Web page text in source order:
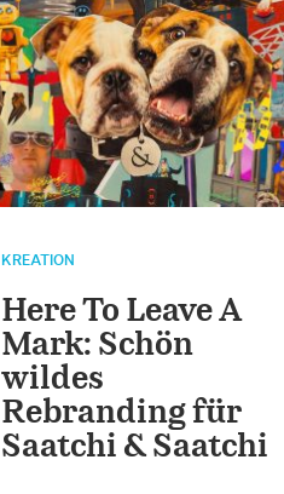
KREATION
Here To Leave A
Mark: Schön
wildes
Rebranding für
Saatchi & Saatchi